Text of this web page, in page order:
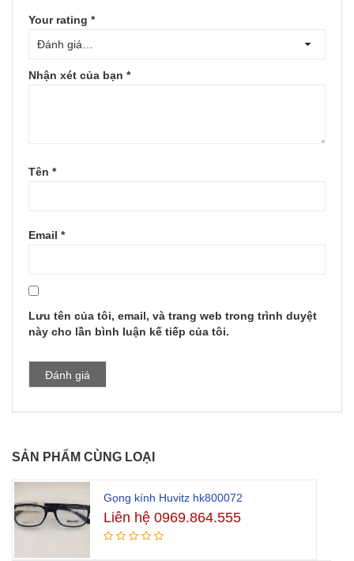
Your rating *
Nhận xét của bạn *
Tên *
Email *
Lưu tên của tôi, email, và trang web trong trình duyệt
này cho lần bình luận kế tiếp của tôi.
SẢN PHẨM CÙNG LOẠI
Gọng kính Huvitz hk800072
Liên hệ 0969.864.555